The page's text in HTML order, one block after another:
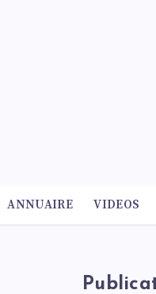
ANNUAIRE VIDEOS